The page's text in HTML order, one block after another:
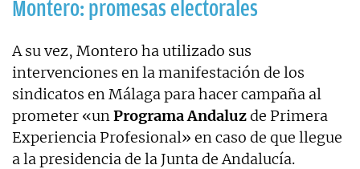
Montero: promesas electorales
A su vez, Montero ha utilizado sus
intervenciones en la manifestación de los
sindicatos en Málaga para hacer campaña al
prometer «unPrograma Andaluzde Primera
Experiencia Profesional» en caso de que llegue
a la presidencia de la Junta de Andalucía.